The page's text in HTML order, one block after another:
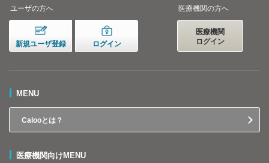
ユーザの方へ
新規ユーザ登録 ログイン
医療機関の方へ
医療機関
ログイン
MENU
Calooとは？
医療機関向けMENU